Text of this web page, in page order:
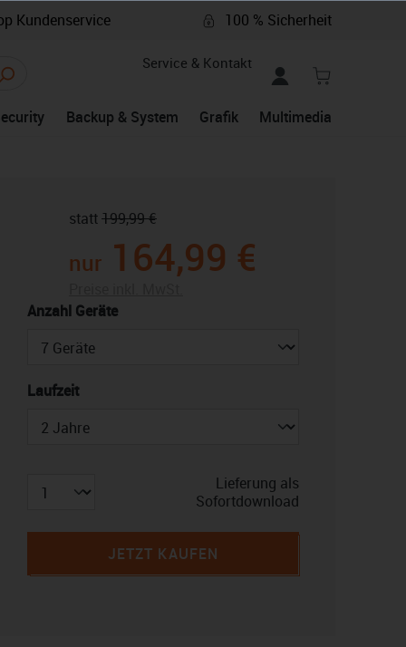
Kundenservice 100 % Sicherheit
Service & Kontakt
Backup & System Grafik Multimedia
nur 164,99 €
statt199,99 €
Anzahl Geräteauswählen
Laufzeitauswählen
Lieferung als
Sofortdownload
JETZT KAUFEN